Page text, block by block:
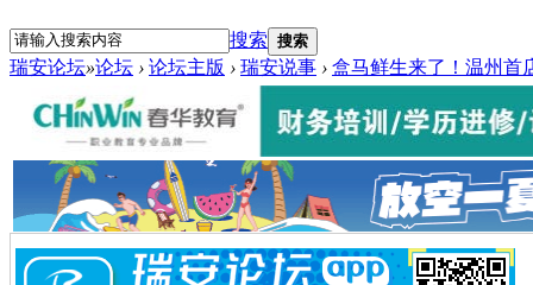
搜索 搜索
瑞安论坛»论坛 › 论坛主版 › 瑞安说事 › 盒马鲜生来了！温州首